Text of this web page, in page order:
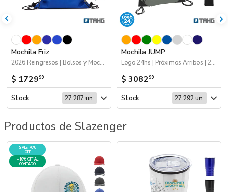
Mochila Friz
2026 Reingresos | Bolsos y Mochilas | 2026 Día de la Niñez | Próximos Arribos
$ 172999
Stock 27.287 un.
Mochila JUMP
Logo 24hs | Próximos Arribos | 2026 Reingresos | Bolsos y Mochilas | Viajes
$ 308299
Stock 27.292 un.
Productos de Slazenger
SALE 70%
OFF
+10% OFF AL
CONTADO